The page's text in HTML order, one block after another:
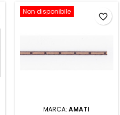
Non disponibile
MARCA:AMATI
favorite_border